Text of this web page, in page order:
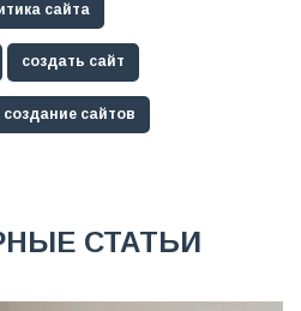
сайта
создать сайт
создание сайтов
СТАТЬИ